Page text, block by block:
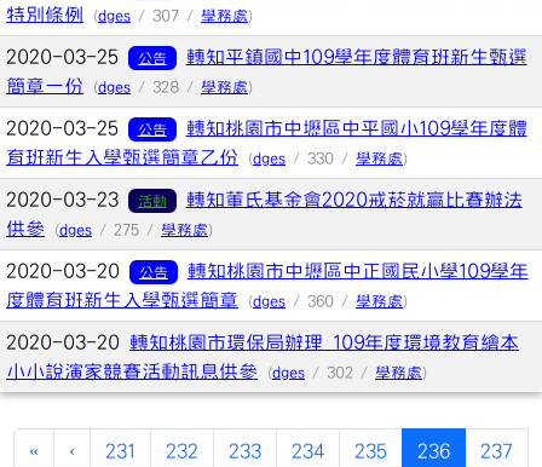
特別條例
(dges / 307 / 學務處)
2020-03-25 公告
轉知平鎮國中109學年度體育班新生甄選
簡章一份
(dges / 328 / 學務處)
2020-03-25 公告
轉知桃園市中壢區中平國小109學年度體
育班新生入學甄選簡章乙份
(dges / 330 / 學務處)
2020-03-23 活動
轉知董氏基金會2020戒菸就贏比賽辦法
供參
(dges / 275 / 學務處)
2020-03-20 公告
轉知桃園市中壢區中正國民小學109學年
度體育班新生入學甄選簡章
(dges / 360 / 學務處)
2020-03-20 轉知桃園市環保局辦理 109年度環境教育繪本
小小說演家競賽活動訊息供參
(dges / 302 / 學務處)
« ‹ 231 232 233 234 235 236(current)
237